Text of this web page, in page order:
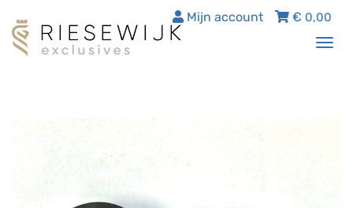
€ 0,00
Mijn account